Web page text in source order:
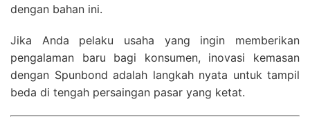
dengan bahan ini.
Jika Anda pelaku usaha yang ingin memberikan
pengalaman baru bagi konsumen, inovasi kemasan
dengan Spunbond adalah langkah nyata untuk tampil
beda di tengah persaingan pasar yang ketat.